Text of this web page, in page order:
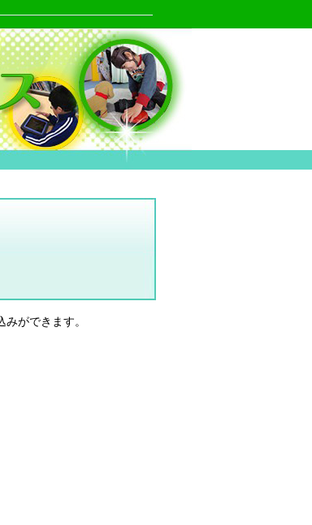
ができます。